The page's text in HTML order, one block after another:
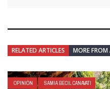
RELATED ARTICLES MORE
OPINIÓN SAMIA BECIL CANAVATI